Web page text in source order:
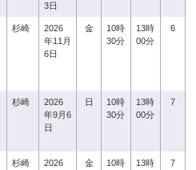
3日
杉崎
2026
年11月
6日
金
10時
30分
13時
00分
6
杉崎
2026
年9月6
日
日
10時
30分
13時
00分
7
杉崎
2026
金
10時
13時
7